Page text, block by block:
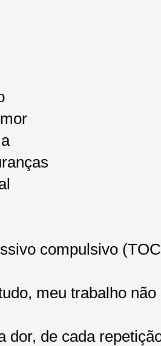
compulsivo
meu trabalho
dor, de cada